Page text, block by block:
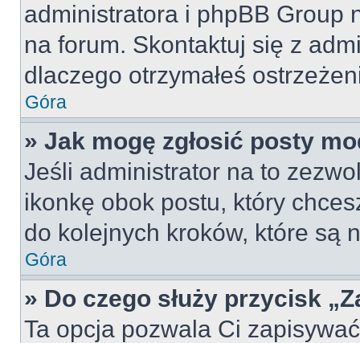
administratora i phpBB Group
na forum. Skontaktuj się z
dlaczego otrzymałeś
Góra
» Jak mogę zgłosić posty
Jeśli administrator na to
ikonkę obok postu, który
do kolejnych kroków, które są
Góra
» Do czego służy przycisk
Ta opcja pozwala Ci